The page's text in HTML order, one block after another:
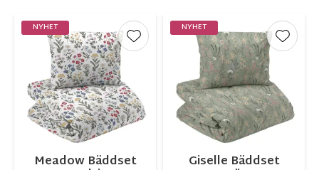
Meadow Bäddset
NYHET
Lägg till i favoriter
Giselle Bäddset
NYHET
Lägg